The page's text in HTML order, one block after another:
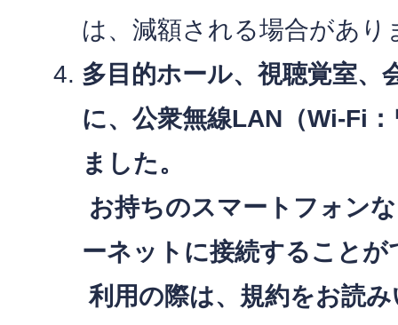
は、減額される場合があり
多目的ホール、視聴覚室、
に、公衆無線LAN（Wi-Fi
ました。
お持ちのスマートフォン
ーネットに接続することが
利用の際は、規約をお読